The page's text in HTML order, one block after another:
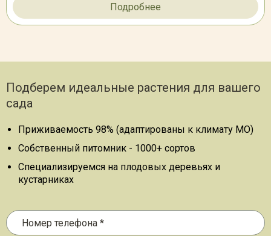
Подробнее
Подберем идеальные растения для вашего
сада
Приживаемость 98% (адаптированы к климату МО)
Собственный питомник - 1000+ сортов
Специализируемся на плодовых деревьях и
кустарниках